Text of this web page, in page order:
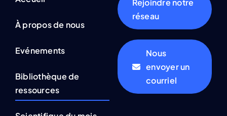
À propos de nous
Evénements
Bibliothèque de
ressources
Rejoindre notre
réseau
Nous
envoyer un
courriel